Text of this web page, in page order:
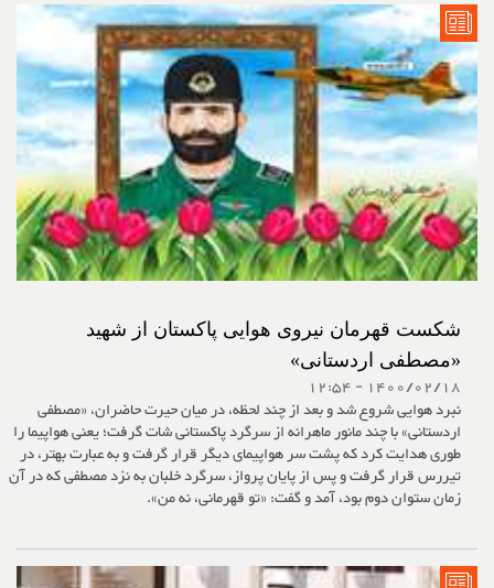
شکست قهرمان نیروی هوایی پاکستان از شهید
«مصطفی اردستانی»
1400/02/18 - 12:54
نبرد هوایی شروع شد و بعد از چند لحظه، در میان حیرت حاضران، «مصطفی
اردستانی» با چند مانور ماهرانه از سرگرد پاکستانی شات گرفت؛ یعنی هواپیما را
طوری هدایت کرد که پشت سر هواپیمای دیگر قرار گرفت و به عبارت بهتر، در
تیررس قرار گرفت و پس از پایان پرواز، سرگرد خلبان به نزد مصطفی که در آن
زمان ستوان دوم بود، آمد و گفت: «تو قهرمانی، نه من».